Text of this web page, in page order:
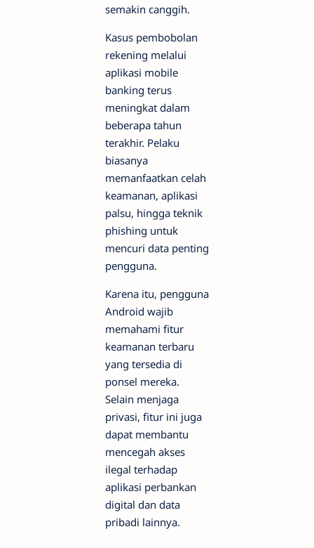
semakin canggih.
Kasus pembobolan
rekening melalui
aplikasi mobile
banking terus
meningkat dalam
beberapa tahun
terakhir. Pelaku
biasanya
memanfaatkan celah
keamanan, aplikasi
palsu, hingga teknik
phishing untuk
mencuri data penting
pengguna.
Karena itu, pengguna
Android wajib
memahami fitur
keamanan terbaru
yang tersedia di
ponsel mereka.
Selain menjaga
privasi, fitur ini juga
dapat membantu
mencegah akses
ilegal terhadap
aplikasi perbankan
digital dan data
pribadi lainnya.